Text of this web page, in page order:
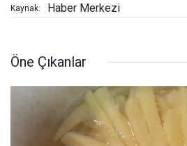
Kaynak: Haber Merkezi
Öne Çıkanlar